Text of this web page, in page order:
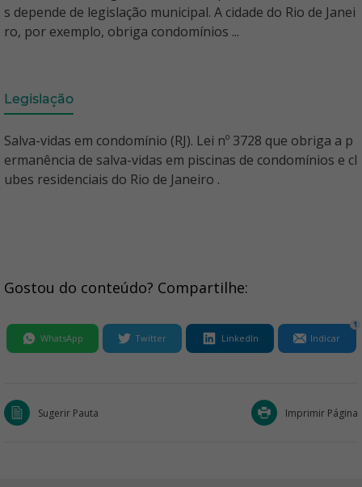
s depende de legislação municipal. A cidade do Rio de Janei
ro, por exemplo, obriga condomínios ...
Legislação
Salva-vidas em condomínio (RJ). Lei nº 3728 que obriga a p
ermanência de salva-vidas em piscinas de condomínios e cl
ubes residenciais do Rio de Janeiro .
Gostou do conteúdo? Compartilhe:
WhatsApp Twitter LinkedIn Indicar
1
Sugerir Pauta Imprimir Página